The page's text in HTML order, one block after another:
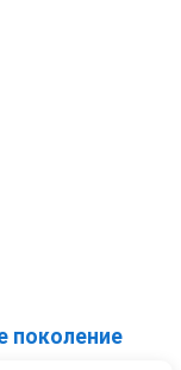
поколение